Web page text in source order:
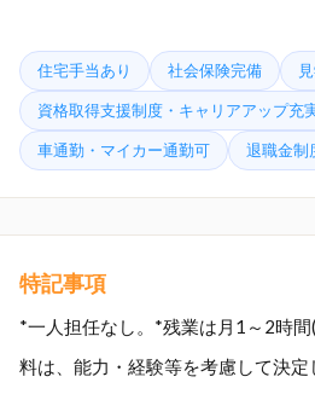
住宅手当あり 社会保険完備
資格取得支援制度・キャリアアップ充
車通勤・マイカー通勤可 退職金制
特記事項
*一人担任なし。*残業は月1～2時
料は、能力・経験等を考慮して決定